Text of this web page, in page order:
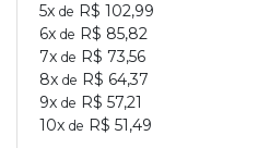
5x de R$ 102,99
6x de R$ 85,82
7x de R$ 73,56
8x de R$ 64,37
9x de R$ 57,21
10x de R$ 51,49